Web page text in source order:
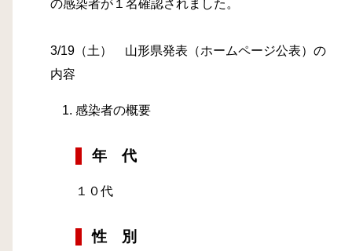
の感染者が１名確認されました。
3/19（土） 山形県発表（ホームページ公表）の
内容
感染者の概要
年 代
１０代
性 別